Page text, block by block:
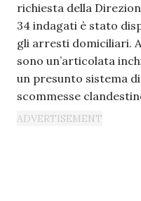
richiesta della
34 indagati è stato
gli arresti domiciliari.
sono un’articolata
un presunto sistema
scommesse